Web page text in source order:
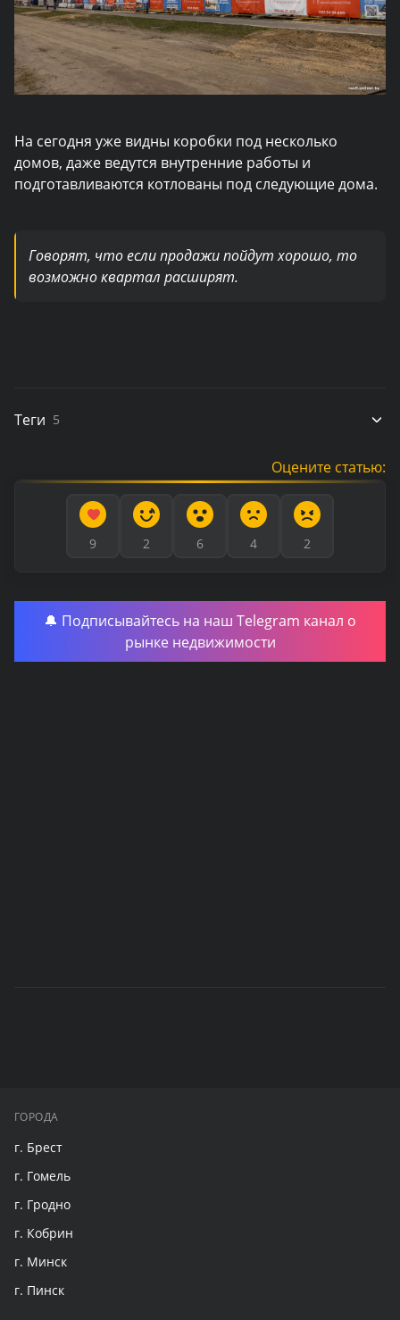
На сегодня уже видны коробки под несколько
домов, даже ведутся внутренние работы и
подготавливаются котлованы под следующие дома.
Говорят, что если продажи пойдут хорошо, то
возможно квартал расширят.
Теги 5
Оцените статью:
9 2 6 4 2
🔔 Подписывайтесь на наш Telegram канал о
рынке недвижимости
ГОРОДА
г. Брест
г. Гомель
г. Гродно
г. Кобрин
г. Минск
г. Пинск